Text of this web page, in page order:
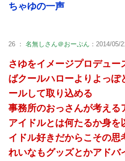
ちゃゆの一声
26 ： 名無しさん＠おーぷん ：2014/05/
さゆをイメージプロデュー
ばクールハローよりよっぽ
ールして取り込める
事務所のおっさんが考える
アイドルとは何たるか身を
イドル好きだからこその思
れいなもグッズとかアドバ